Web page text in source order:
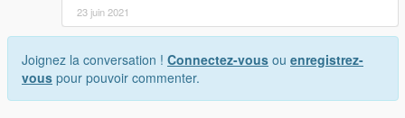
23 juin 2021
Joignez la conversation ! Connectez-vous ou enregistrez-
vous pour pouvoir commenter.